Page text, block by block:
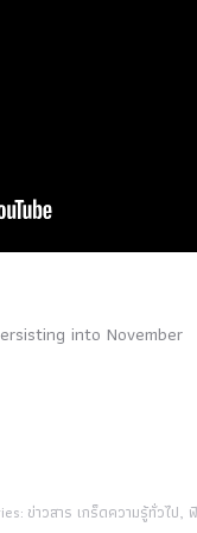
into November
ข่าวสาร เกร็ดความรู้ทั่วไป,